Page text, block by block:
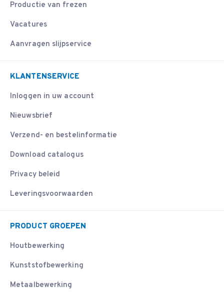
Productie van frezen
Vacatures
Aanvragen slijpservice
KLANTENSERVICE
Inloggen in uw account
Nieuwsbrief
Verzend- en bestelinformatie
Download catalogus
Privacy beleid
Leveringsvoorwaarden
PRODUCT GROEPEN
Houtbewerking
Kunststofbewerking
Metaalbewerking